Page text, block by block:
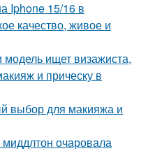
Iphone 15/16 в
качество, живое и
ищет визажиста,
и прическу в
выбор для макияжа и
очаровала